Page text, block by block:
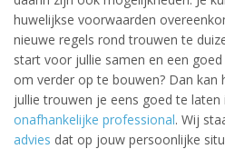
huwelijkse voorwaarden
nieuwe regels rond trouwen te
start voor jullie samen en een
om verder op te bouwen? Dan
jullie trouwen je eens goed te
onafhankelijke professional. Wij
advies dat op jouw persoonlijke